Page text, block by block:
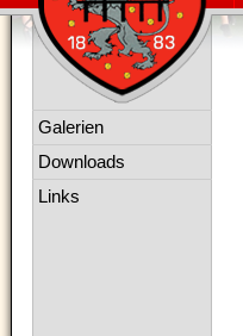
Navigation
Galerien
Downloads
Links